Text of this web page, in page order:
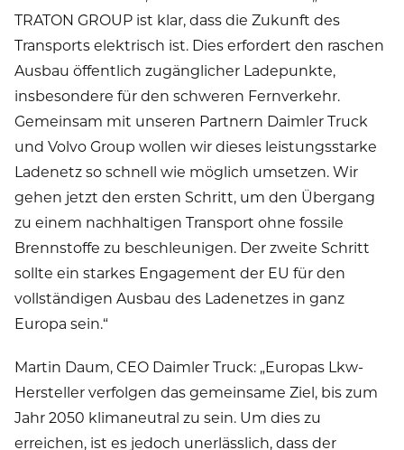
TRATON GROUP ist klar, dass die Zukunft des
Transports elektrisch ist. Dies erfordert den raschen
Ausbau öffentlich zugänglicher Ladepunkte,
insbesondere für den schweren Fernverkehr.
Gemeinsam mit unseren Partnern Daimler Truck
und Volvo Group wollen wir dieses leistungsstarke
Ladenetz so schnell wie möglich umsetzen. Wir
gehen jetzt den ersten Schritt, um den Übergang
zu einem nachhaltigen Transport ohne fossile
Brennstoffe zu beschleunigen. Der zweite Schritt
sollte ein starkes Engagement der EU für den
vollständigen Ausbau des Ladenetzes in ganz
Europa sein.“
Martin Daum, CEO Daimler Truck: „Europas Lkw-
Hersteller verfolgen das gemeinsame Ziel, bis zum
Jahr 2050 klimaneutral zu sein. Um dies zu
erreichen, ist es jedoch unerlässlich, dass der